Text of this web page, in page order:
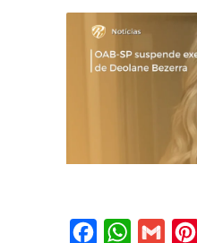
FacebookWhatsApp
Gmail